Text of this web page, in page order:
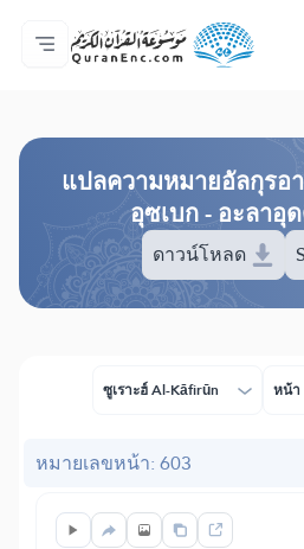
หน้าหลัก
สารบัญ​คำแปล
Audio
บริการสำหรับนักพัฒนา -
เกี่ยวกับโครงการ
ติดต่อเรา
ภาษา
แปล​ความหมาย​อัลกุรอ
อุซเบก - อะลา
ดาวน์โหลด
ซูเราะฮ์ Al-Kāfirūn หน้า
หมายเลขหน้า: 603